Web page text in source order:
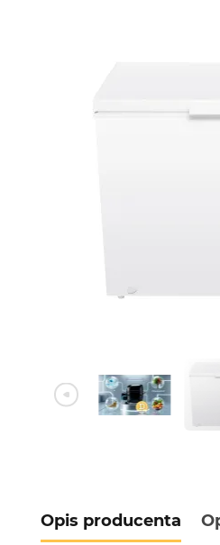
Opis producenta